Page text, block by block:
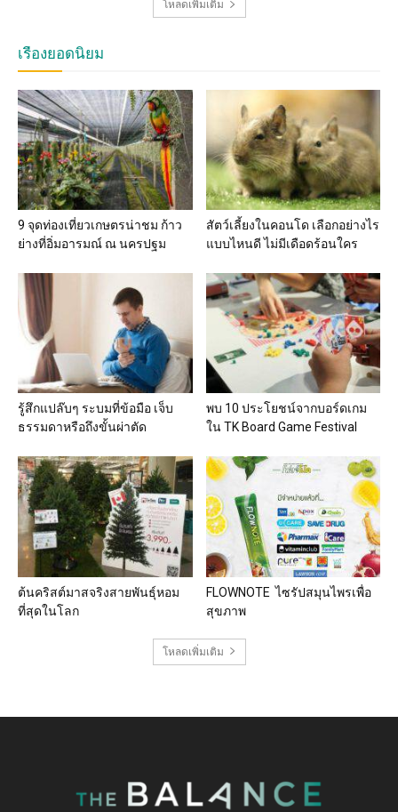
โหลดเพิ่มเติม
เรื่องยอดนิยม
9 จุดท่องเที่ยวเกษตรน่าชม ก้าว
ย่างที่อิ่มอารมณ์ ณ นครปฐม
สัตว์เลี้ยงในคอนโด เลือกอย่างไร
แบบไหนดี ไม่มีเดือดร้อนใคร
รู้สึกแปล๊บๆ ระบมที่ข้อมือ เจ็บ
ธรรมดาหรือถึงขั้นผ่าตัด
พบ 10 ประโยชน์จากบอร์ดเกม
ใน TK Board Game Festival
ต้นคริสต์มาสจริงสายพันธุ์หอม
ที่สุดในโลก
FLOWNOTE ไซรัปสมุนไพรเพื่อ
สุขภาพ
โหลดเพิ่มเติม